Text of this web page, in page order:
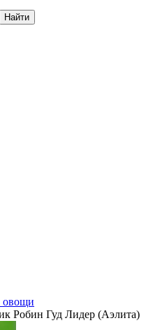
Найти
овощи
Робин Гуд Лидер (Аэлита)